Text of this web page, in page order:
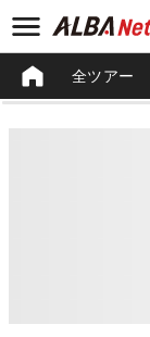
全ツアー